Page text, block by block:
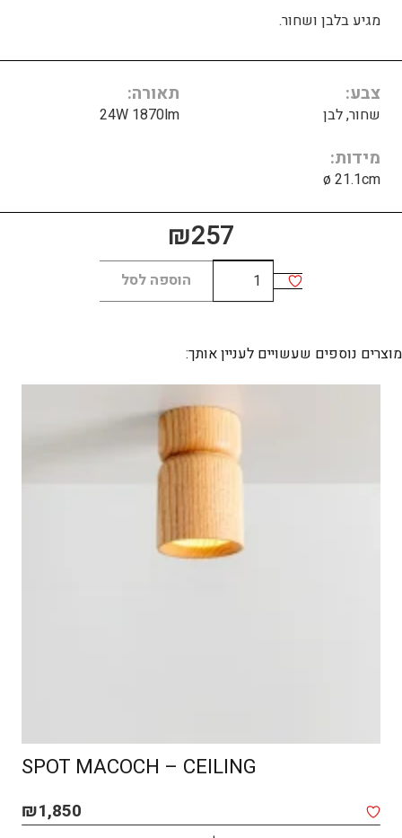
מגיע בלבן ושחור.
צבע
שחור, לבן
תאורה
24W 1870lm
מידות
ø 21.1cm
₪257
כמות
של
C
הוספה לסל
מוצרים נוספים שעשויים לעניין אותך:
SPOT MACOCH – CEILING
₪1,850